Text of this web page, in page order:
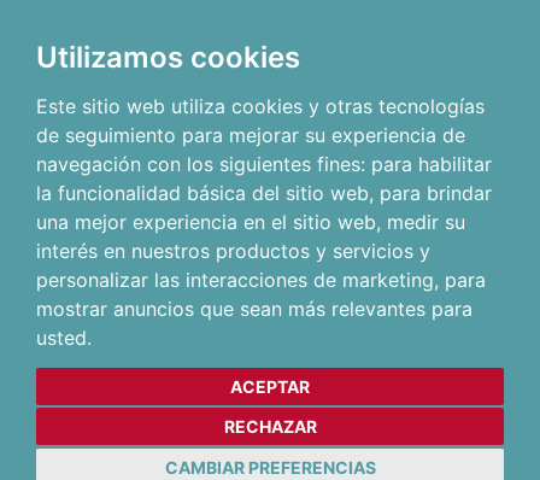
Utilizamos cookies
Este sitio web utiliza cookies y otras tecnologías
de seguimiento para mejorar su experiencia de
navegación con los siguientes fines: para habilitar
la funcionalidad básica del sitio web, para brindar
una mejor experiencia en el sitio web, medir su
interés en nuestros productos y servicios y
personalizar las interacciones de marketing, para
mostrar anuncios que sean más relevantes para
usted.
ACEPTAR
RECHAZAR
CAMBIAR PREFERENCIAS